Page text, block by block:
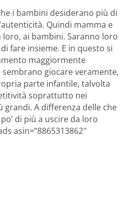
i bambini desiderano più di
Quindi mamma e
ai bambini. Saranno loro
fare insieme. E in questo si
maggiormente
giocare veramente,
parte infantile, talvolta
soprattutto nei
A differenza delle che
di più a uscire da loro
asin=”8865313862″